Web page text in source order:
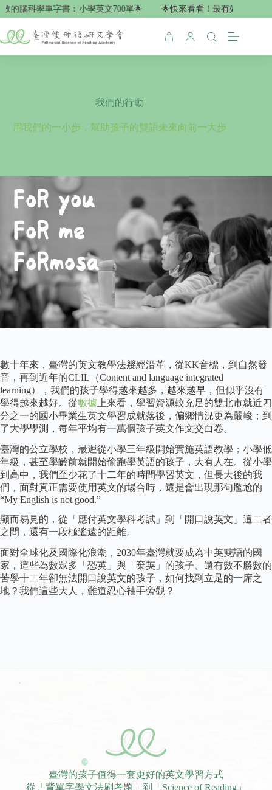
Skip
to
的腦科學單字書：小學英文700單🌟 🌟快來看看！最有效的腦科
Shopping
我們的行動
用我們的一小步，幫助孩子的雙語未來向前一大步
數十年來，臺灣的英文教學法幾經沿革，從KK音標，到自然發
音，再到近年的CLIL（Content and language integrated
learning），我們的孩子學得越來越多，越來越早，但似乎沒有
學得越來越好。從數據 上來看，學習資源較充足的雙北市就近四
分之一的國小畢業生英文學習成就落後，偏鄉情況更為嚴峻；到
了大學學測，每年平均有一萬個孩子英文作文交白卷。
臺灣的公立學校，最遲從小學三年級開始實施英語教學；小學低
年級，甚至學齡前就開始偷跑學英語的孩子，大有人在。從小學
到高中，我們至少花了十二年的時間學習英文，但長大後的我
們，面對真正需要使用英文的場合時，還是會出現那句尷尬的
“My English is not good.”
顯而易見的，從「應付英文學科考試」到「開口說英文」這二者
之間，還有一段極遙遠的距離。
面對全球化及國際化浪潮，2030年臺灣就要成為中英雙語的國
家，這些為數眾多「恐英」與「棄英」的孩子、還有數不勝數的
苦學十二年卻無法開口說英文的孩子，如何找到立足的一席之
地？我們這些大人，難道忍心袖手旁觀？
臺灣的孩子值得一套更好的英文學習方式
從「背單字學文法刷考題」到「Science of Reading」